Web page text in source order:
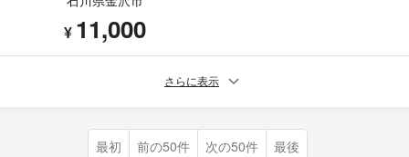
¥ 11,000
さらに表示
最初 前の50件 次の50件 最後